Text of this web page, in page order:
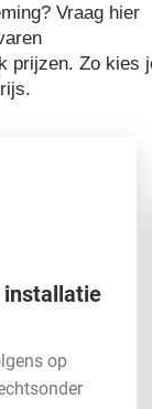
Vraag hier
prijzen. Zo kies